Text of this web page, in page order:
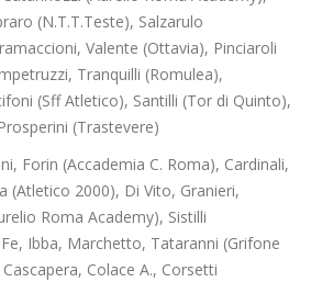
(N.T.T.Teste), Salzarulo
Valente (Ottavia), Pinciaroli
Tranquilli (Romulea),
(Sff Atletico), Santilli (Tor di Quinto),
(Trastevere)
Forin (Accademia C. Roma), Cardinali,
(Atletico 2000), Di Vito, Granieri,
Roma Academy), Sistilli
Ibba, Marchetto, Tataranni (Grifone
Colace A., Corsetti